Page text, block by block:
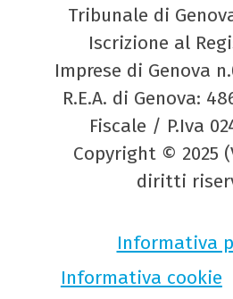
Tribunale di
Iscrizione al
Imprese di Genova
R.E.A. di Genova:
Fiscale / P.Iva
Copyright © 2025
diritti
Informativa
Informativa cookie